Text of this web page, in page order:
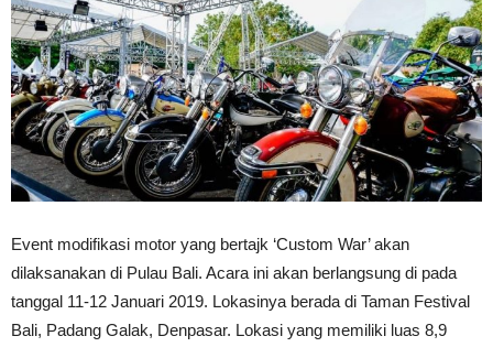
Event modifikasi motor yang bertajk ‘Custom War’ akan
dilaksanakan di Pulau Bali. Acara ini akan berlangsung di pada
tanggal 11-12 Januari 2019. Lokasinya berada di Taman Festival
Bali, Padang Galak, Denpasar. Lokasi yang memiliki luas 8,9